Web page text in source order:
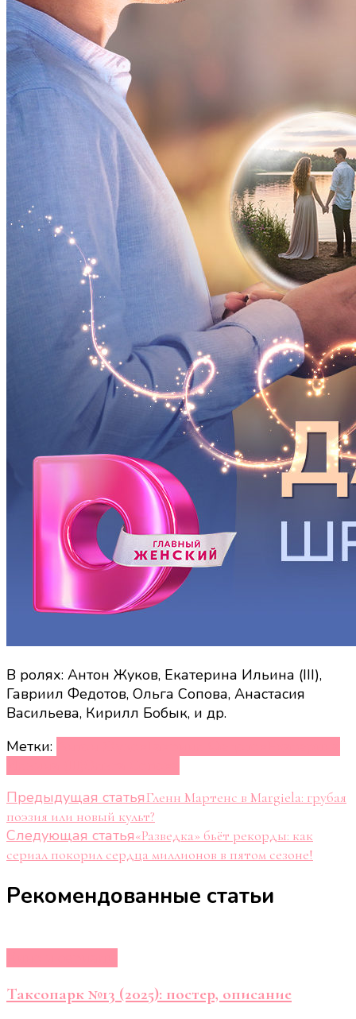
В ролях: Антон Жуков, Екатерина Ильина (III),
Гавриил Федотов, Ольга Сопова, Анастасия
Васильева, Кирилл Бобык, и др.
Метки:
Навигация
по
записям
Предыдущая статьяГленн Мартенс в Margiela: грубая
поэзия или новый культ?
Следующая статья«Разведка» бьёт рекорды: как
сериал покорил сердца миллионов в пятом сезоне!
Рекомендованные статьи
Таксопарк №13 (2025): постер, описание